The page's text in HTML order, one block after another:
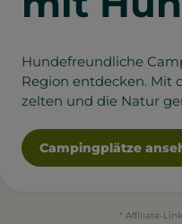
Hundefreundliche
Region entdecken. Mit
zelten und die Natur
Campingplätze
* Affiliate-